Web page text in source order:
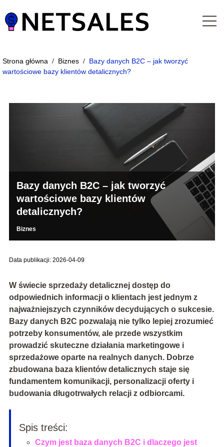
Strona główna / Biznes / Bazy danych B2C – jak tworzyć
wartościowe bazy klientów detalicznych?
Bazy danych B2C – jak tworzyć
wartościowe bazy klientów
detalicznych?
Biznes
Data publikacji: 2026-04-09
W świecie sprzedaży detalicznej dostęp do
odpowiednich informacji o klientach jest jednym z
najważniejszych czynników decydujących o sukcesie.
Bazy danych B2C pozwalają nie tylko lepiej zrozumieć
potrzeby konsumentów, ale przede wszystkim
prowadzić skuteczne działania marketingowe i
sprzedażowe oparte na realnych danych. Dobrze
zbudowana baza klientów detalicznych staje się
fundamentem komunikacji, personalizacji oferty i
budowania długotrwałych relacji z odbiorcami.
Spis treści:
Czym jest baza danych B2C i dlaczego jest